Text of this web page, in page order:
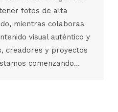
fotos de alta
mientras colaboras
visual auténtico y
creadores y proyectos
comenzando…